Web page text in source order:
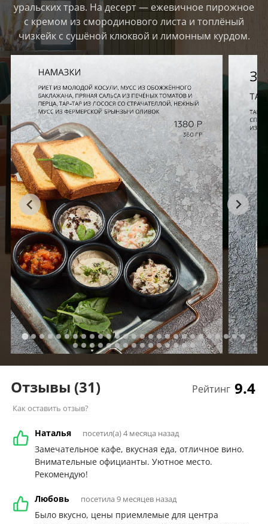
уральских трав. На десерт — ежевичное пирожное
с кремом из смородинового листа и топлёный
чизкейк с сушёной клюквой и лимонным курдом.
Рейтинг 9.4
Отзывы (31)
Как оставить отзыв?
Наталья посетил(а) 4 месяца назад
Замечательное кафе, вкусная еда, отличное вино.
Внимательные официанты. Уютное место.
Рекомендую!
Любовь посетила 9 месяцев назад
Было вкусно, цены приемлемые для центра